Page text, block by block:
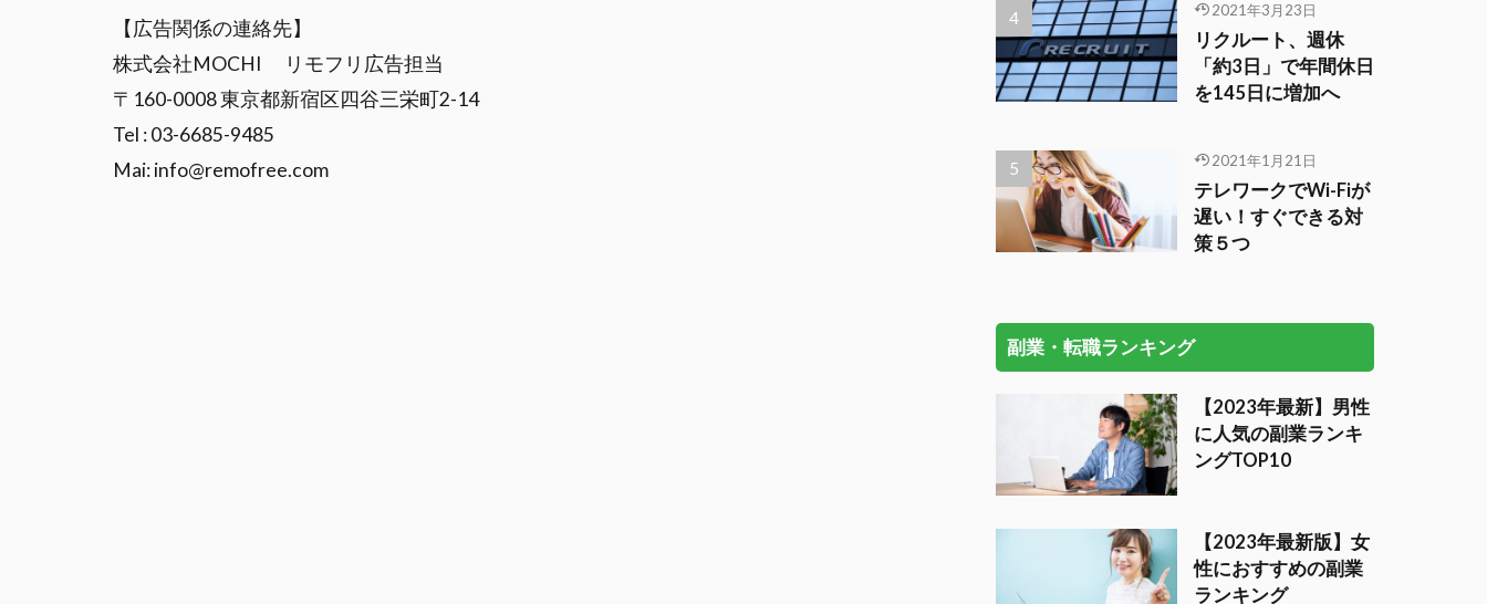
【広告関係の連絡先】
株式会社MOCHI リモフリ広告担当
〒160-0008 東京都新宿区四谷三栄町2-14
Tel : 03-6685-9485
Mai: info@remofree.com
2021年3月23日
リクルート、週休
「約3日」で年間休日
を145日に増加へ
2021年1月21日
テレワークでWi-Fiが
遅い！すぐできる対
策５つ
副業・転職ランキング
【2023年最新】男性
に人気の副業ランキ
ングTOP10
【2023年最新版】女
性におすすめの副業
ランキング